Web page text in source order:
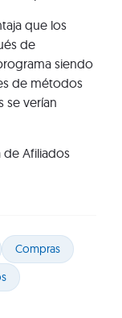
que los
de
siendo
de métodos
se verían
de Afiliados
Compras